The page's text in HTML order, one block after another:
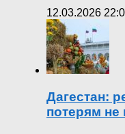
12.03.2026
Дагестан:
потерям не